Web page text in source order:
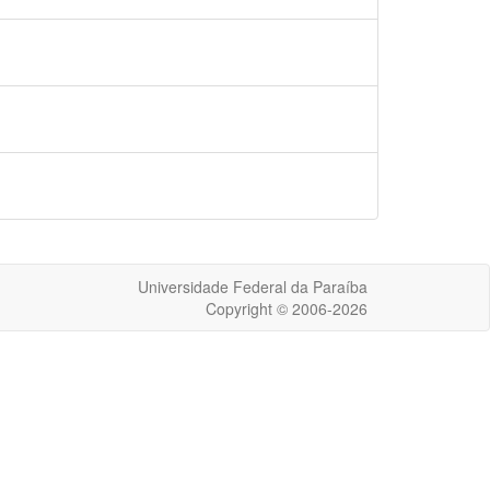
Universidade Federal da Paraíba
Copyright © 2006-2026